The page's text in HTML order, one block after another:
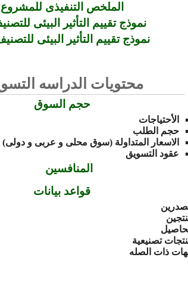
الملخص التنفيذى للمشروع
نموذج تقييم التأثير البيئى
نموذج تقييم التأثير البيئى
محتويات الدراسه
حجم السوق
الأحتياجات
حجم الطلب
الاسعار المتداولة (سوق محلى و عربى و دولى)
عقود التسويق
المنافسين
قواعد بيانات
تصنيعية
ذات الصله